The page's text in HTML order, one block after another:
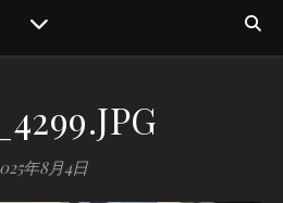
年8月4日